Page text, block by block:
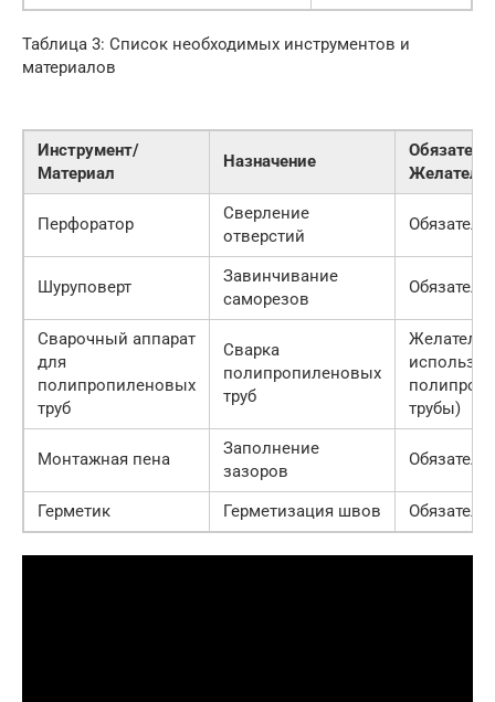
Таблица 3: Список необходимых инструментов и
материалов
Инструмент/
Материал
Назначение
Перфоратор
Сверление
отверстий
Шуруповерт
Завинчивание
саморезов
Сварочный аппарат
для
полипропиленовых
труб
Сварка
полипропиленовых
труб
трубы)
Монтажная пена
Заполнение
зазоров
Герметик Герметизация швов